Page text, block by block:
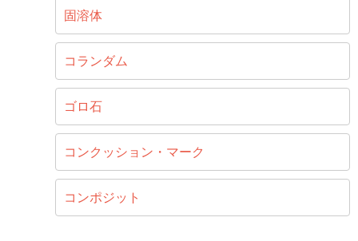
固溶体
コランダム
ゴロ石
コンクッション・マーク
コンポジット